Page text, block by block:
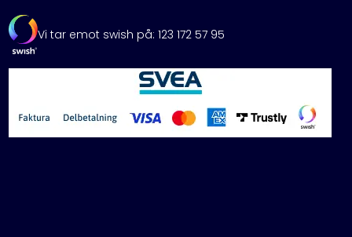
Vi tar emot swish på: 123 172 57 95